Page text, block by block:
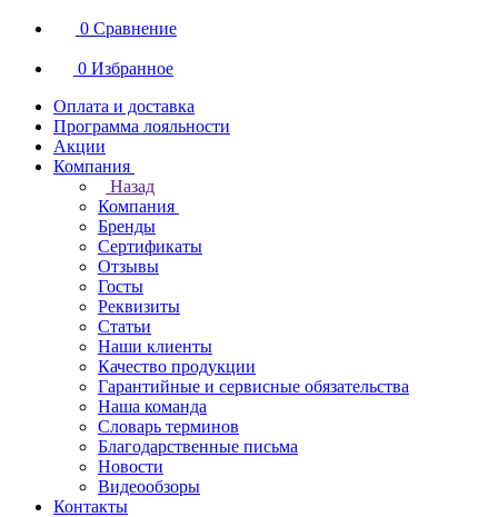
0 Сравнение
0 Избранное
Оплата и доставка
Программа лояльности
Акции
Компания
Назад
Компания
Бренды
Сертификаты
Отзывы
Госты
Реквизиты
Статьи
Наши клиенты
Качество продукции
Гарантийные и сервисные обязательства
Наша команда
Словарь терминов
Благодарственные письма
Новости
Видеообзоры
Контакты